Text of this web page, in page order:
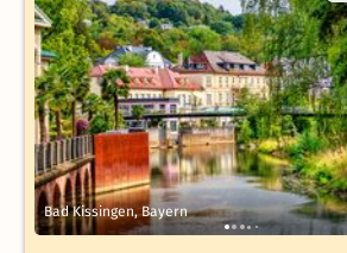
Bad Kissingen, Bayern